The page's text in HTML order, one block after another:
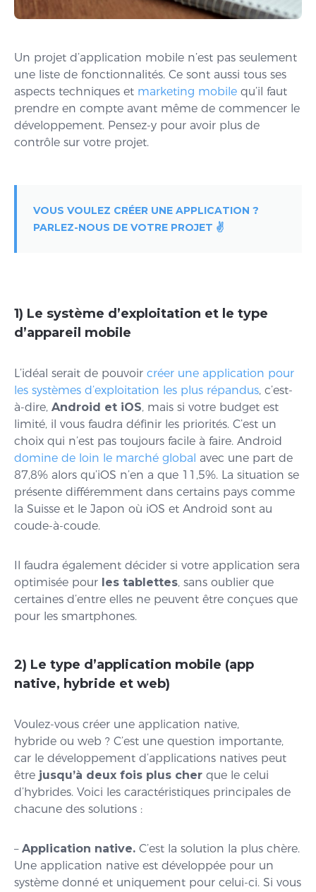
Un projet d’application mobile n’est pas seulement
une liste de fonctionnalités. Ce sont aussi tous ses
aspects techniques et marketing mobile qu’il faut
prendre en compte avant même de commencer le
développement. Pensez-y pour avoir plus de
contrôle sur votre projet.
VOUS VOULEZ CRÉER UNE APPLICATION ?
PARLEZ-NOUS DE VOTRE PROJET ✌️
1) Le système d’exploitation et le type
d’appareil mobile
L’idéal serait de pouvoir créer une application pour
les systèmes d’exploitation les plus répandus, c’est-
à-dire, Android et iOS, mais si votre budget est
limité, il vous faudra définir les priorités. C’est un
choix qui n’est pas toujours facile à faire. Android
domine de loin le marché global avec une part de
87,8% alors qu’iOS n’en a que 11,5%. La situation se
présente différemment dans certains pays comme
la Suisse et le Japon où iOS et Android sont au
coude-à-coude.
Il faudra également décider si votre application sera
optimisée pour les tablettes, sans oublier que
certaines d’entre elles ne peuvent être conçues que
pour les smartphones.
2) Le type d’application mobile (app
native, hybride et web)
Voulez-vous créer une application native,
hybride ou web ? C’est une question importante,
car le développement d’applications natives peut
être jusqu’à deux fois plus cher que le celui
d’hybrides. Voici les caractéristiques principales de
chacune des solutions :
– Application native. C’est la solution la plus chère.
Une application native est développée pour un
système donné et uniquement pour celui-ci. Si vous